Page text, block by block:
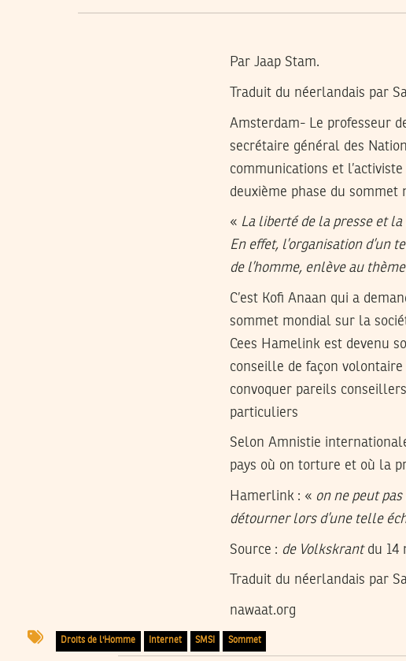
Par Jaap Stam.
Traduit du néerlandais par
Amsterdam- Le professeur
secrétaire général des
communications et
deuxième phase du sommet
« La liberté de la presse et la
En effet, l’organisation d’un
de l’homme, enlève au
C’est Kofi Anaan qui a
sommet mondial sur la
Cees Hamelink est devenu
conseille de façon
convoquer pareils
particuliers
Selon Amnistie
pays où on torture et où la
Hamerlink : « on ne peut
détourner lors d’une telle
Source : de Volkskrantdu 14
Traduit du néerlandais par
nawaat.org
Droits de l'Homme Internet SMSI Sommet